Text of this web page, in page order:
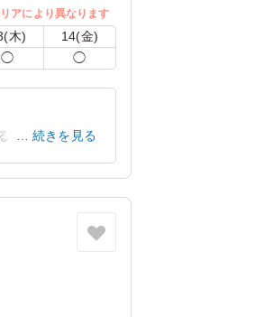
アにより異なります
木) 14(金)
◯ ◯
ということで
続きを見る